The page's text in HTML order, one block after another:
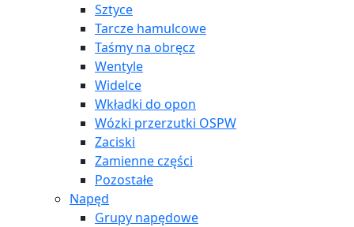
Sztyce
Tarcze hamulcowe
Taśmy na obręcz
Wentyle
Widelce
Wkładki do opon
Wózki przerzutki OSPW
Zaciski
Zamienne części
Pozostałe
Napęd
Grupy napędowe